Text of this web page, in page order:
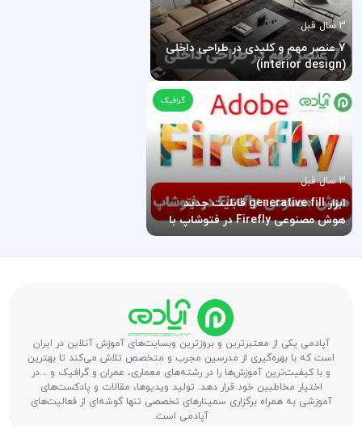
3 سال قبل
7 عنصر مهم و کلیدی در طراحی داخلی
(interior design)
گرافیک
3 سال قبل
ابزار generative fill قابلیت جدید
هوش مصنوعی Firefly در فتوشاپ با
وارد کردن دستور متنی
آپادمی یکی از معتبرترین و بروزترین وبسایت‌های آموزش آنلاین در ایران
است که با بهره‌گیری از مدرسین مجرب و متخصص تلاش می‌کند تا بهترین
و با کیفیت‌ترین آموزش‌ها را در رشته‌های معماری، عمران و گرافیک و ...در
اختیار مخاطبین خود قرار دهد. تولید ویدیوها، مقالات و پادکست‌های
آموزشی به همراه برگزاری سمینارهای تخصصی تنها گوشه‌ای از فعالیت‌های
آپادمی است.